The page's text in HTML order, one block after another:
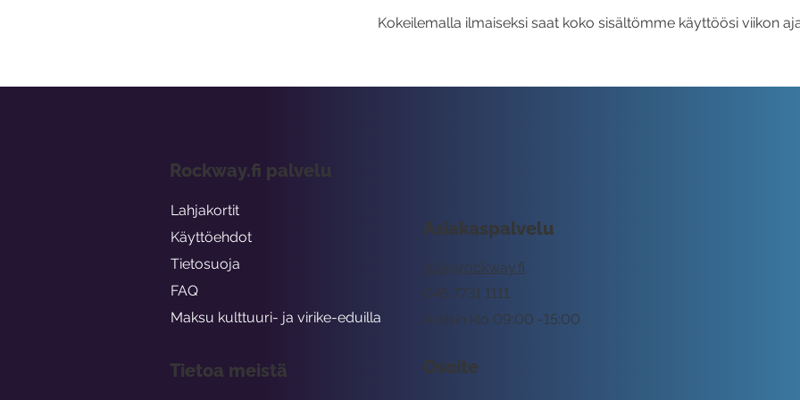
Kokeilemalla ilmaiseksi saat koko sisältömme käyttöösi viikon
Asiakaspalvelu
tuki@rockway.fi
Arkisin klo 09:00 -15:00
045 7731 1111
Osoite
Rockway.fi palvelu
Lahjakortit
Käyttöehdot
Tietosuoja
FAQ
Maksu kulttuuri- ja virike-eduilla
Tietoa meistä